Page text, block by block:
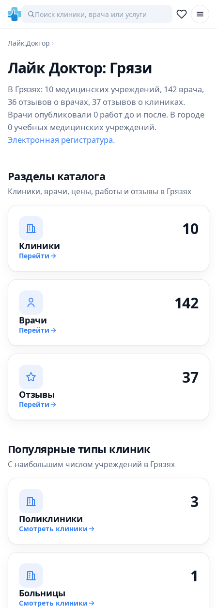
Лайк.Доктор
Лайк Доктор: Грязи
В Грязях: 10 медицинских учреждений, 142 врача,
36 отзывов о врачах, 37 отзывов о клиниках.
Врачи опубликовали 0 работ до и после. В городе
0 учебных медицинских учреждений.
Электронная регистратура.
Разделы каталога
Клиники, врачи, цены, работы и отзывы в Грязях
10
Клиники
Перейти
142
Врачи
Перейти
37
Отзывы
Перейти
Популярные типы клиник
С наибольшим числом учреждений в Грязях
3
Поликлиники
Смотреть клиники
1
Больницы
Смотреть клиники